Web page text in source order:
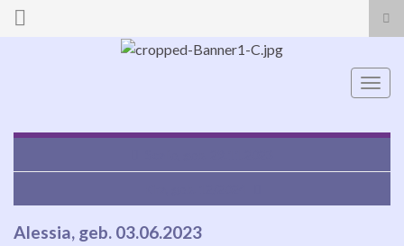
Search for:
Alessia, geb. 03.06.2023